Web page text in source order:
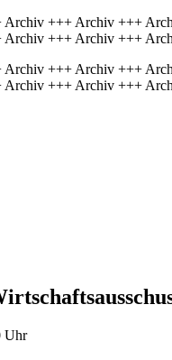
+++ Archiv +++
+++ Archiv +++
+++ Archiv +++
+++ Archiv +++
Uhr